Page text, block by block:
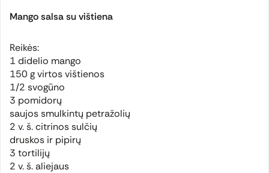
Mango salsa su vištiena
Reikės:
1 didelio mango
150 g virtos vištienos
1/2 svogūno
3 pomidorų
saujos smulkintų petražolių
2 v. š. citrinos sulčių
druskos ir pipirų
3 tortilijų
2 v. š. aliejaus